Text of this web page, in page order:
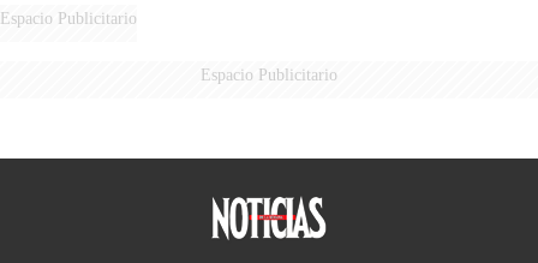
Espacio Publicitario
Espacio Publicitario